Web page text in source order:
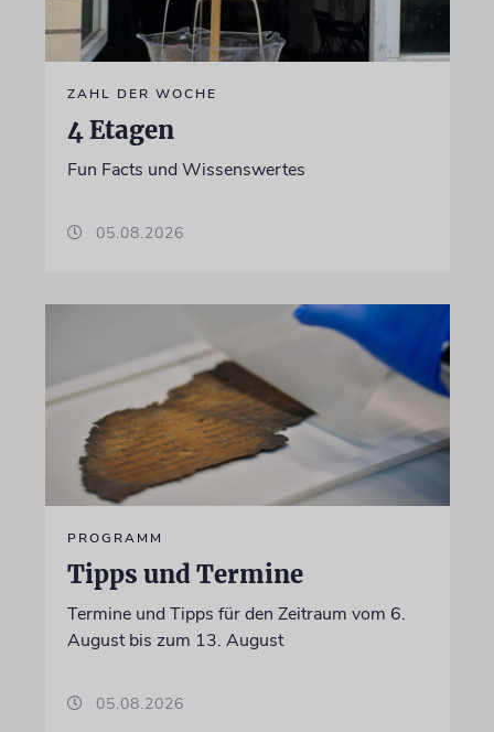
ZAHL DER WOCHE
4 Etagen
Fun Facts und Wissenswertes
05.08.2026
PROGRAMM
Tipps und Termine
Termine und Tipps für den Zeitraum vom 6.
August bis zum 13. August
05.08.2026